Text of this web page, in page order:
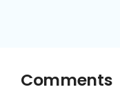
Comments